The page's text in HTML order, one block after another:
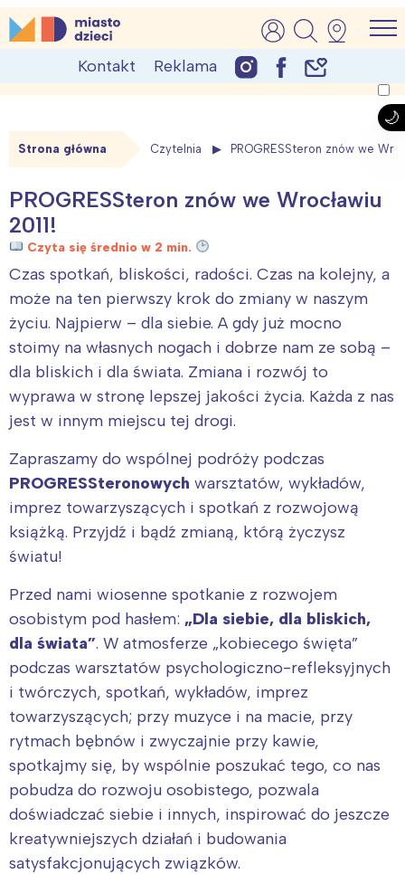
Skip
to
MiastoDzieci.pl
atrakcje dla dzieci, wydarzenia, imprezy rodzinne
Kontakt Reklama
Strona główna Czytelnia PROGRESSteron znów we
PROGRESSteron znów we Wrocławiu
2011!
Czyta się średnio w 2 min.
Czas spotkań, bliskości, radości. Czas na kolejny, a
może na ten pierwszy krok do zmiany w naszym
życiu. Najpierw – dla siebie. A gdy już mocno
stoimy na własnych nogach i dobrze nam ze sobą –
dla bliskich i dla świata. Zmiana i rozwój to
wyprawa w stronę lepszej jakości życia. Każda z nas
jest w innym miejscu tej drogi.
Zapraszamy do wspólnej podróży podczas
PROGRESSteronowych warsztatów, wykładów,
imprez towarzyszących i spotkań z rozwojową
książką. Przyjdź i bądź zmianą, którą życzysz
światu!
Przed nami wiosenne spotkanie z rozwojem
osobistym pod hasłem: „Dla siebie, dla bliskich,
dla świata”. W atmosferze „kobiecego święta”
podczas warsztatów psychologiczno-refleksyjnych
i twórczych, spotkań, wykładów, imprez
towarzyszących; przy muzyce i na macie, przy
rytmach bębnów i zwyczajnie przy kawie,
spotkajmy się, by wspólnie poszukać tego, co nas
pobudza do rozwoju osobistego, pozwala
doświadczać siebie i innych, inspirować do jeszcze
kreatywniejszych działań i budowania
satysfakcjonujących związków.